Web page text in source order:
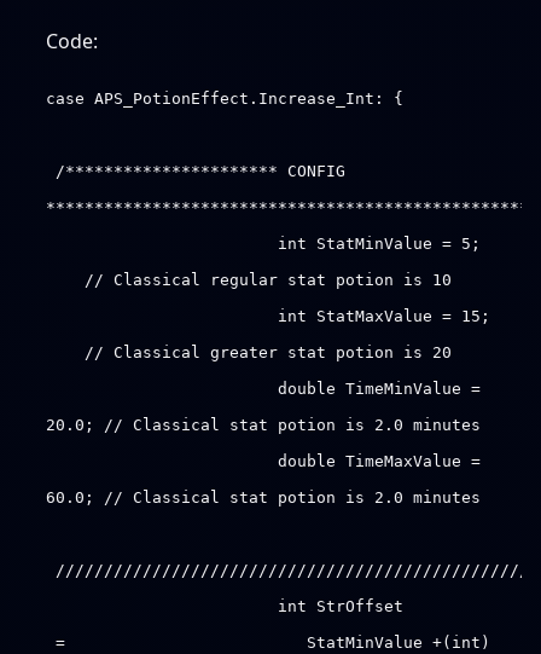
Code:
case APS_PotionEffect.Increase_Int: {
/********************** CONFIG
int StatMinValue = 5;
// Classical regular stat potion is 10
int StatMaxValue = 15;
// Classical greater stat potion is 20
double TimeMinValue =
20.0; // Classical stat potion is 2.0 minutes
double TimeMaxValue =
60.0; // Classical stat potion is 2.0 minutes
int StrOffset
= StatMinValue +(int)